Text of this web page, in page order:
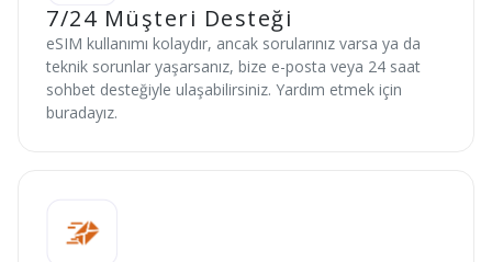
7/24 Müşteri Desteği
eSIM kullanımı kolaydır, ancak sorularınız varsa ya da
teknik sorunlar yaşarsanız, bize e-posta veya 24 saat
sohbet desteğiyle ulaşabilirsiniz. Yardım etmek için
buradayız.